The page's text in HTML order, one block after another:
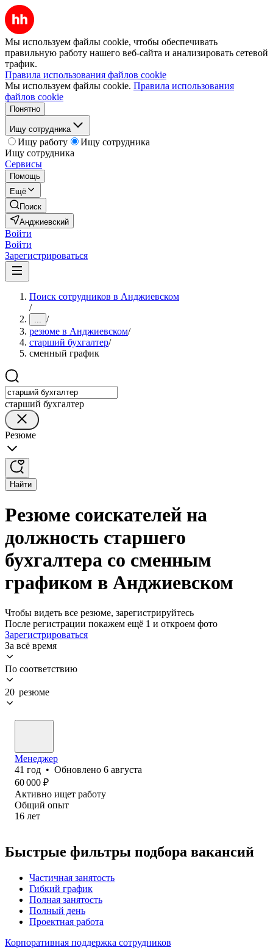
Мы используем файлы cookie, чтобы обеспечивать
правильную работу нашего веб-сайта и анализировать сетевой
трафик.
Правила использования файлов cookie
Мы используем файлы cookie. Правила использования
файлов cookie
Понятно
Ищу сотрудника
Ищу работу
Ищу сотрудника
Ищу сотрудника
Сервисы
Помощь
Ещё
Поиск
Анджиевский
Войти
Войти
Зарегистрироваться
Поиск сотрудников в Анджиевском
/
... /
резюме в Анджиевском/
старший бухгалтер/
сменный график
старший бухгалтер
Резюме
Найти
Резюме соискателей на
должность старшего
бухгалтера со сменным
графиком в Анджиевском
Чтобы видеть все резюме, зарегистрируйтесь
После регистрации покажем ещё 1 и откроем фото
Зарегистрироваться
За всё время
По соответствию
20 резюме
Менеджер
41 год • Обновлено 6 августа
60 000 ₽
Активно ищет работу
Общий опыт
16 лет
Быстрые фильтры подбора вакансий
Частичная занятость
Гибкий график
Полная занятость
Полный день
Проектная работа
Корпоративная поддержка сотрудников